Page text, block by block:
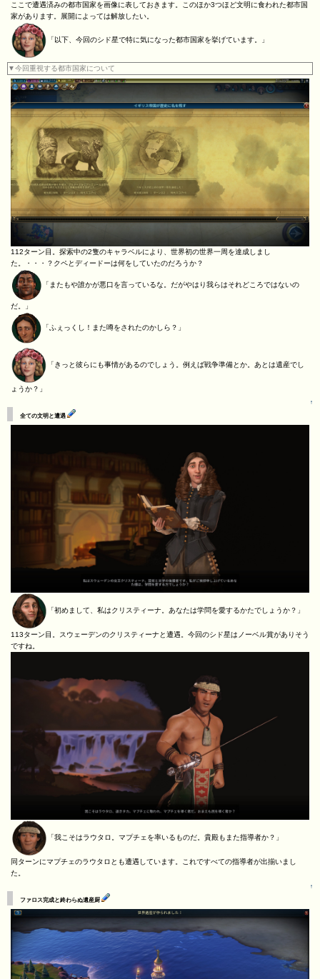
ここで遭遇済みの都市国家を画像に表しておきます。このほか3つほど文明に食われた都市国
家があります。展開によっては解放したい。
「以下、今回のシド星で特に気になった都市国家を挙げています。」
▼今回重視する都市国家について
112ターン目。探索中の2隻のキャラベルにより、世界初の世界一周を達成しまし
た。・・・？クペとディードーは何をしていたのだろうか？
「またもや誰かが悪口を言っているな。だがやはり我らはそれどころではないの
だ。」
「ふぇっくし！また噂をされたのかしら？」
「きっと彼らにも事情があるのでしょう。例えば戦争準備とか。あとは遺産でし
ょうか？」
↑
全ての文明と遭遇
「初めまして、私はクリスティーナ。あなたは学問を愛するかたでしょうか？」
113ターン目。スウェーデンのクリスティーナと遭遇。今回のシド星はノーベル賞がありそう
ですね。
「我こそはラウタロ。マプチェを率いるものだ。貴殿もまた指導者か？」
同ターンにマプチェのラウタロとも遭遇しています。これですべての指導者が出揃いまし
た。
↑
ファロス完成と終わらぬ遺産厨